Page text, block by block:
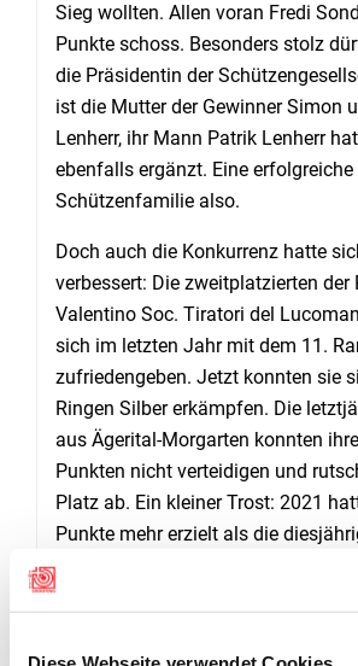
Sieg wollten. Allen voran Fredi
Punkte schoss. Besonders stolz
die Präsidentin der
ist die Mutter der Gewinner Simon
Lenherr, ihr Mann Patrik Lenherr
ebenfalls ergänzt. Eine erfolgreiche
Schützenfamilie also.
Doch auch die Konkurrenz hatte
verbessert: Die zweitplatzierten der
Valentino Soc. Tiratori del
sich im letzten Jahr mit dem 11.
zufriedengeben. Jetzt konnten sie
Ringen Silber erkämpfen. Die
aus Ägerital-Morgarten konnten
Punkten nicht verteidigen und
Platz ab. Ein kleiner Trost: 2021
Punkte mehr erzielt als die
Vom Schiessstand in feste Hände